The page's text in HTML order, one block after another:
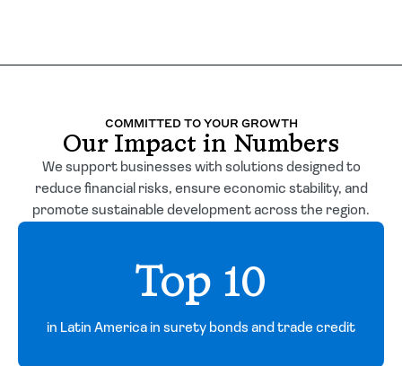
COMMITTED TO YOUR GROWTH
Our Impact in Numbers
We support businesses with solutions designed to
reduce financial risks, ensure economic stability, and
promote sustainable development across the region.
Top 10
in Latin America in surety bonds and trade credit